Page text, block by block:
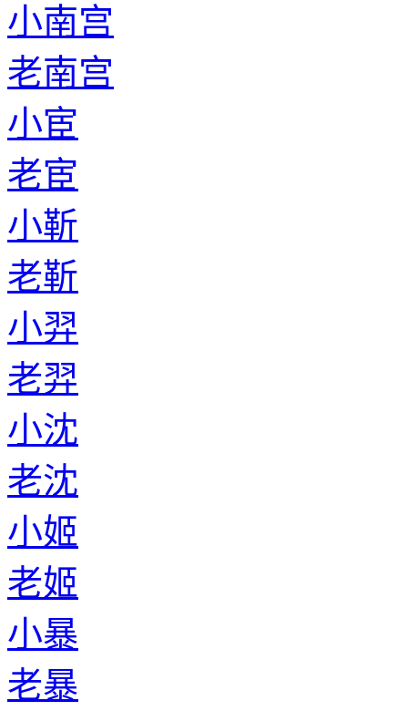
小南宫
老南宫
小宦
老宦
小靳
老靳
小羿
老羿
小沈
老沈
小姬
老姬
小暴
老暴